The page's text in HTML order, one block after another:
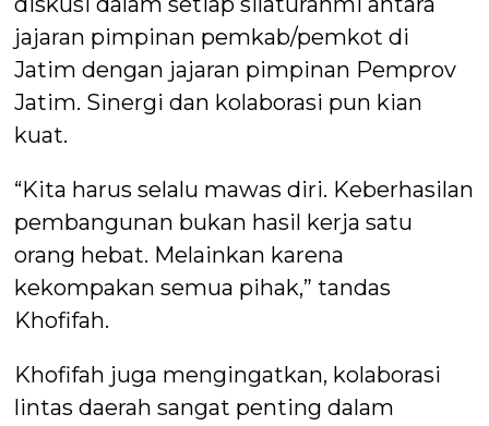
jajaran pimpinan pemkab/pemkot di
Jatim dengan jajaran pimpinan Pemprov
Jatim. Sinergi dan kolaborasi pun kian
kuat.
“Kita harus selalu mawas diri. Keberhasilan
pembangunan bukan hasil kerja satu
orang hebat. Melainkan karena
kekompakan semua pihak,” tandas
Khofifah.
Khofifah juga mengingatkan, kolaborasi
lintas daerah sangat penting dalam